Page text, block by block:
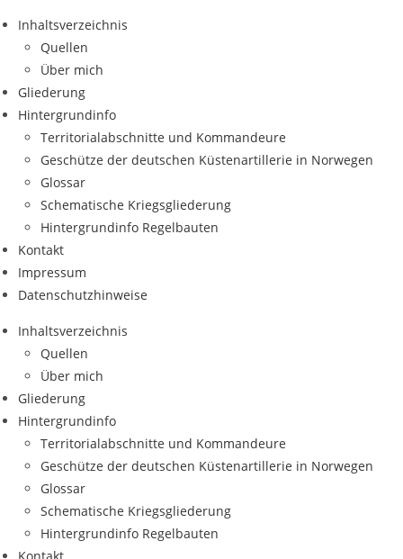
Zum
Inhalt
springen
Inhaltsverzeichnis
Quellen
Über mich
Gliederung
Hintergrundinfo
Territorialabschnitte und Kommandeure
Geschütze der deutschen Küstenartillerie in Norwegen
Glossar
Schematische Kriegsgliederung
Hintergrundinfo Regelbauten
Kontakt
Impressum
Datenschutzhinweise
Inhaltsverzeichnis
Quellen
Über mich
Gliederung
Hintergrundinfo
Territorialabschnitte und Kommandeure
Geschütze der deutschen Küstenartillerie in Norwegen
Glossar
Schematische Kriegsgliederung
Hintergrundinfo Regelbauten